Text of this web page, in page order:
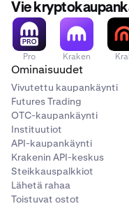
Vie
Pro Kraken
Ominaisuudet
Vivutettu kaupankäynti
Futures Trading
OTC-kaupankäynti
Instituutiot
API-kaupankäynti
Krakenin API-keskus
Steikkauspalkkiot
Lähetä rahaa
Toistuvat ostot